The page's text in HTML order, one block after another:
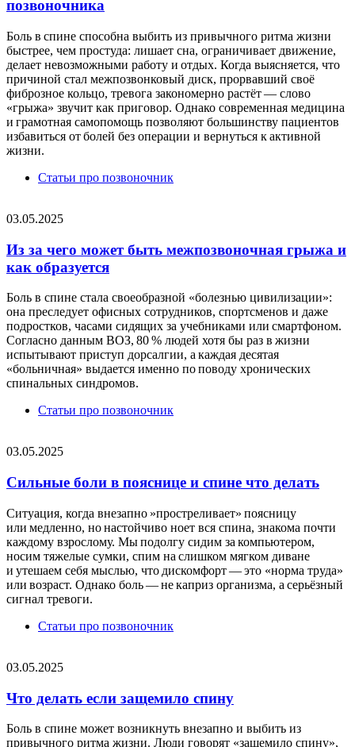
позвоночника
Боль в спине способна выбить из привычного ритма жизни
быстрее, чем простуда: лишает сна, ограничивает движение,
делает невозможными работу и отдых. Когда выясняется, что
причиной стал межпозвонковый диск, прорвавший своё
фиброзное кольцо, тревога закономерно растёт — слово
«грыжа» звучит как приговор. Однако современная медицина
и грамотная самопомощь позволяют большинству пациентов
избавиться от болей без операции и вернуться к активной
жизни.
Статьи про позвоночник
03.05.2025
Из за чего может быть межпозвоночная грыжа и
как образуется
Боль в спине стала своеобразной «болезнью цивилизации»:
она преследует офисных сотрудников, спортсменов и даже
подростков, часами сидящих за учебниками или смартфоном.
Согласно данным ВОЗ, 80 % людей хотя бы раз в жизни
испытывают приступ дорсалгии, а каждая десятая
«больничная» выдается именно по поводу хронических
спинальных синдромов.
Статьи про позвоночник
03.05.2025
Сильные боли в пояснице и спине что делать
Ситуация, когда внезапно »простреливает» поясницу
или медленно, но настойчиво ноет вся спина, знакома почти
каждому взрослому. Мы подолгу сидим за компьютером,
носим тяжелые сумки, спим на слишком мягком диване
и утешаем себя мыслью, что дискомфорт — это «норма труда»
или возраст. Однако боль — не каприз организма, а серьёзный
сигнал тревоги.
Статьи про позвоночник
03.05.2025
Что делать если защемило спину
Боль в спине может возникнуть внезапно и выбить из
привычного ритма жизни. Люди говорят «защемило спину»,